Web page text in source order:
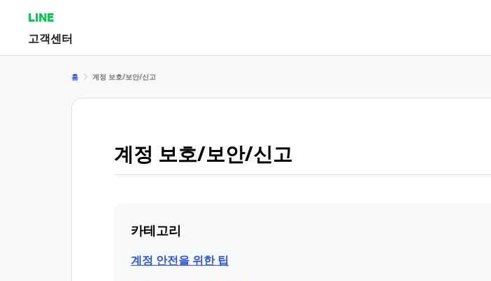
LINE
고객센터
홈 계정 보호/보안/신고
계정 보호/보안/신고
카테고리
계정 안전을 위한 팁